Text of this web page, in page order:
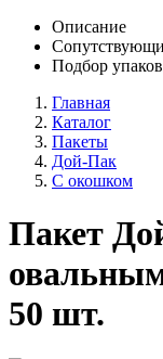
Описание
Подбор
Главная
Каталог
Пакеты
Дой-Пак
С окошком
Пакет
50 шт.